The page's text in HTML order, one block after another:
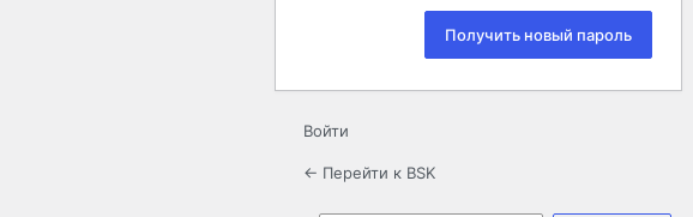
Войти
← Перейти к BSK